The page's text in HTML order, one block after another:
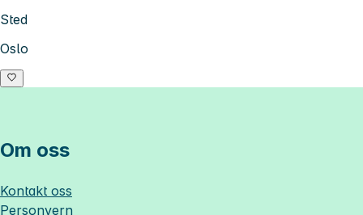
Sted
Oslo
Om oss
Kontakt oss
Personvern